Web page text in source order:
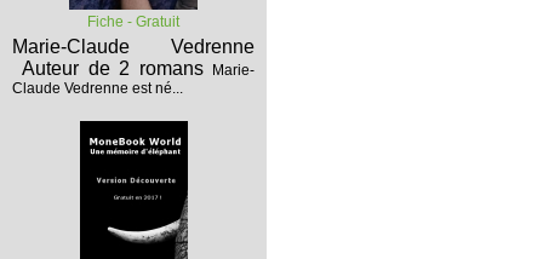
Fiche - Gratuit
Marie-Claude Vedrenne
Auteur de 2 romans
Marie-
Claude Vedrenne est né...